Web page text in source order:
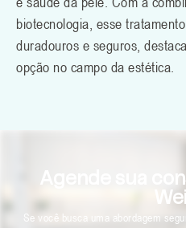
biotecnologia, esse
duradouros e seguros,
opção no campo da estética.
Agende sua
Se você busca uma abordagem